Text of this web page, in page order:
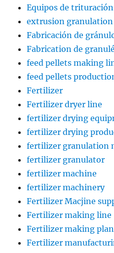
Equipos de
extrusion granulation
Fabricación de
Fabrication de
feed pellets making
feed pellets
Fertilizer
Fertilizer dryer line
fertilizer drying
fertilizer drying
fertilizer granulation
fertilizer granulator
fertilizer machine
fertilizer machinery
Fertilizer Macjine
Fertilizer making line
Fertilizer making
Fertilizer